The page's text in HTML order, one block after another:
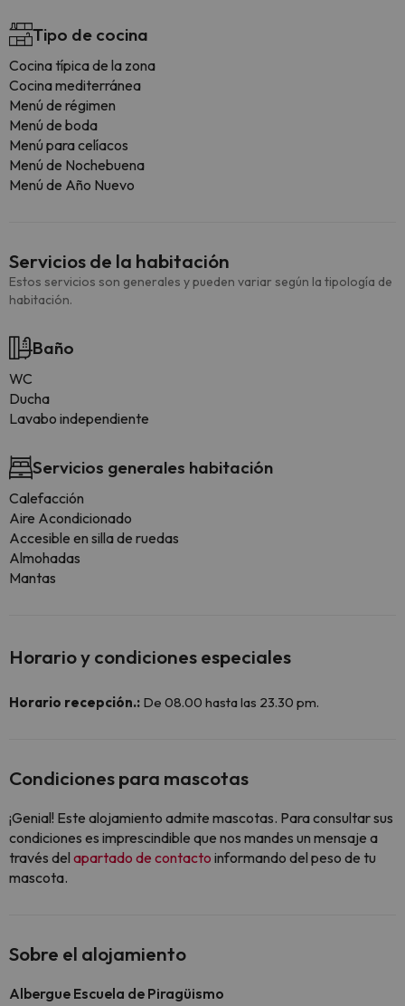
Tipo de cocina
Cocina típica de la zona
Cocina mediterránea
Menú de régimen
Menú de boda
Menú para celíacos
Menú de Nochebuena
Menú de Año Nuevo
Servicios de la habitación
Estos servicios son generales y pueden variar según la tipología de
habitación.
Baño
WC
Ducha
Lavabo independiente
Servicios generales habitación
Calefacción
Aire Acondicionado
Accesible en silla de ruedas
Almohadas
Mantas
Horario y condiciones especiales
Horario recepción.: De 08.00 hasta las 23.30 pm.
Condiciones para mascotas
¡Genial! Este alojamiento admite mascotas. Para consultar sus
condiciones es imprescindible que nos mandes un mensaje a
través del apartado de contacto informando del peso de tu
mascota.
Sobre el alojamiento
Albergue Escuela de Piragüismo